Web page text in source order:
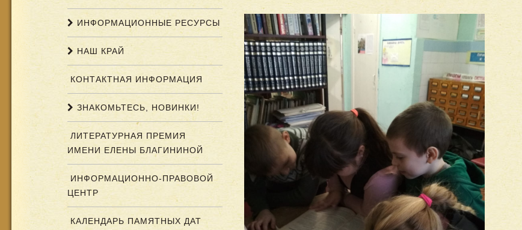
ИНФОРМАЦИОННЫЕ РЕСУРСЫ
НАШ КРАЙ
КОНТАКТНАЯ ИНФОРМАЦИЯ
ЗНАКОМЬТЕСЬ, НОВИНКИ!
ЛИТЕРАТУРНАЯ ПРЕМИЯ
ИМЕНИ ЕЛЕНЫ БЛАГИНИНОЙ
ИНФОРМАЦИОННО-ПРАВОВОЙ
ЦЕНТР
КАЛЕНДАРЬ ПАМЯТНЫХ ДАТ